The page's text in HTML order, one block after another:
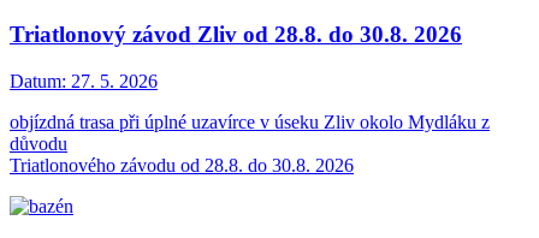
Triatlonový závod Zliv od 28.8. do 30.8. 2026
Datum: 27. 5. 2026
objízdná trasa při úplné uzavírce v úseku Zliv okolo Mydláku z
důvodu
Triatlonového závodu od 28.8. do 30.8. 2026